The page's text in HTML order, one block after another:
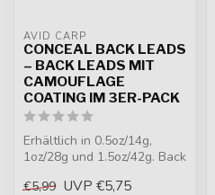
AVID CARP
CONCEAL BACK LEADS
– BACK LEADS MIT
CAMOUFLAGE
COATING IM 3ER-PACK
Erhältlich in 0.5oz/14g,
1oz/28g und 1.5oz/42g. Back
Schnü...
€5,99 UVP €5,75